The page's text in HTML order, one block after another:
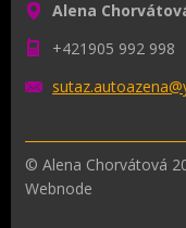
Alena
+421905 992 998
sutaz.autoazena@
© Alena Chorvátová
Webnode